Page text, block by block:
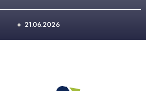
21.06.2026